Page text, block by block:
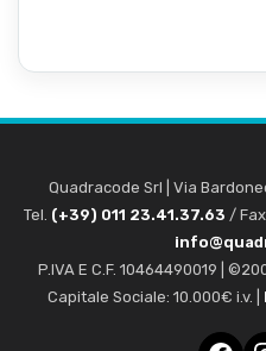
Quadracode Srl Via
Tel. (+39) 011 23.41.37.63 / Fax
P.IVA E C.F. 10464490019 |
Capitale Sociale: 10.000€ i.v. |